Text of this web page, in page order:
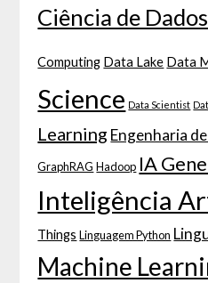
Ciência de Dados
Computing Data Lake Data
Science Data Scientist
Learning Engenharia
GraphRAG Hadoop IA
Inteligência
Things Linguagem Python
Machine